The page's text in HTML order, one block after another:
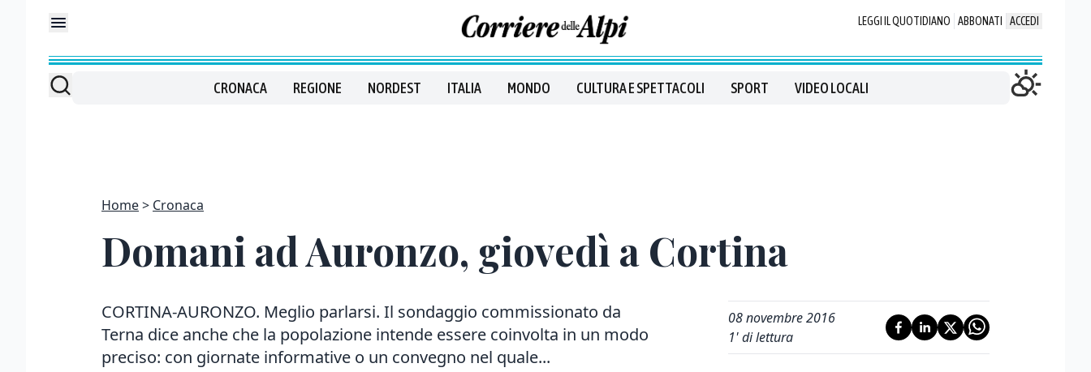
LEGGI IL QUOTIDIANO ABBONATI ACCEDI
CRONACA REGIONE NORDEST ITALIA MONDO CULTURA E SPETTACOLI SPORT VIDEO LOCALI
Home Cronaca
Domani ad Auronzo, giovedì a Cortina
CORTINA-AURONZO. Meglio parlarsi. Il sondaggio commissionato da
Terna dice anche che la popolazione intende essere coinvolta in un modo
preciso: con giornate informative o un convegno nel quale...
08 novembre 2016
1' di lettura